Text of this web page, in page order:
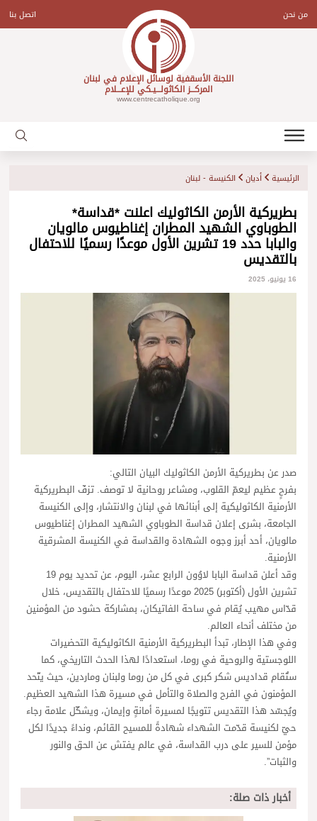
contentمن نحن اتصل بنا
اللجنة الأسقفية لوسائل الإعلام في لبنان
المركـــز الكاثولـــيـكي للإعـــلام
www.centrecatholique.org
الرئيسية أديان الكنيسة - لبنان
بطريركية الأرمن الكاثوليك اعلنت *قداسة*
الطوباوي الشهيد المطران إغناطيوس مالويان
والبابا حدد 19 تشرين الأول موعدًا رسميًا للاحتفال
بالتقديس
16 يونيو، 2025
صدر عن بطريركية الأرمن الكاثوليك البيان التالي:
بفرحٍ عظيم ليعمّ القلوب، ومشاعر روحانية لا توصف. تزفّ البطريركية
الأرمنية الكاثوليكية إلى أبنائها في لبنان والانتشار، وإلى الكنيسة
الجامعة، بشرى إعلان قداسة الطوباوي الشهيد المطران إغناطيوس
مالويان، أحد أبرز وجوه الشهادة والقداسة في الكنيسة المشرقية
الأرمنية.
وقد أعلن قداسة البابا لاوُون الرابع عشر، اليوم، عن تحديد يوم 19
تشرين الأول (أكتوبر) 2025 موعدًا رسميًا للاحتفال بالتقديس، خلال
قدّاس مهيب يُقام في ساحة الفاتيكان، بمشاركة حشود من المؤمنين
من مختلف أنحاء العالم.
وفي هذا الإطار، تبدأ البطريركية الأرمنية الكاثوليكية التحضيرات
اللوجستية والروحية في روما، استعدادًا لهذا الحدث التاريخي، كما
ستُقام قداديس شكر كبرى في كل من روما ولبنان وماردين، حيث يتّحد
المؤمنون في الفرح والصلاة والتأمل في مسيرة هذا الشهيد العظيم.
ويُجسّد هذا التقديس تتويجًا لمسيرة أمانةٍ وإيمان، ويشكّل علامة رجاء
حيّ لكنيسة قدّمت الشهداء شهادةً للمسيح القائم، ونداءً جديدًا لكل
مؤمن للسير على درب القداسة، في عالم يفتش عن الحق والنور
والثبات”.
أخبار ذات صلة: